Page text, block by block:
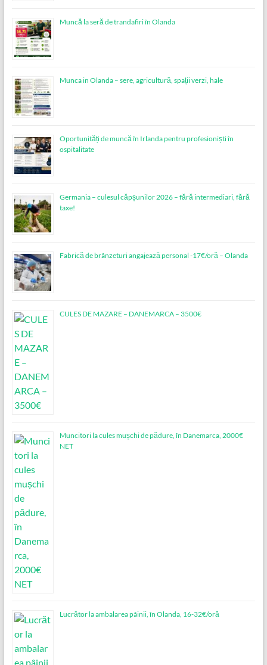
Muncă la seră de trandafiri în Olanda
Munca in Olanda – sere, agricultură, spații verzi, hale
Oportunități de muncă în Irlanda pentru profesioniști în
ospitalitate
Germania – culesul căpșunilor 2026 – fără intermediari, fără
taxe!
Fabrică de brânzeturi angajează personal -17€/oră – Olanda
CULES DE MAZARE – DANEMARCA – 3500€
Muncitori la cules mușchi de pădure, în Danemarca, 2000€
NET
Lucrător la ambalarea pâinii, în Olanda, 16-32€/oră